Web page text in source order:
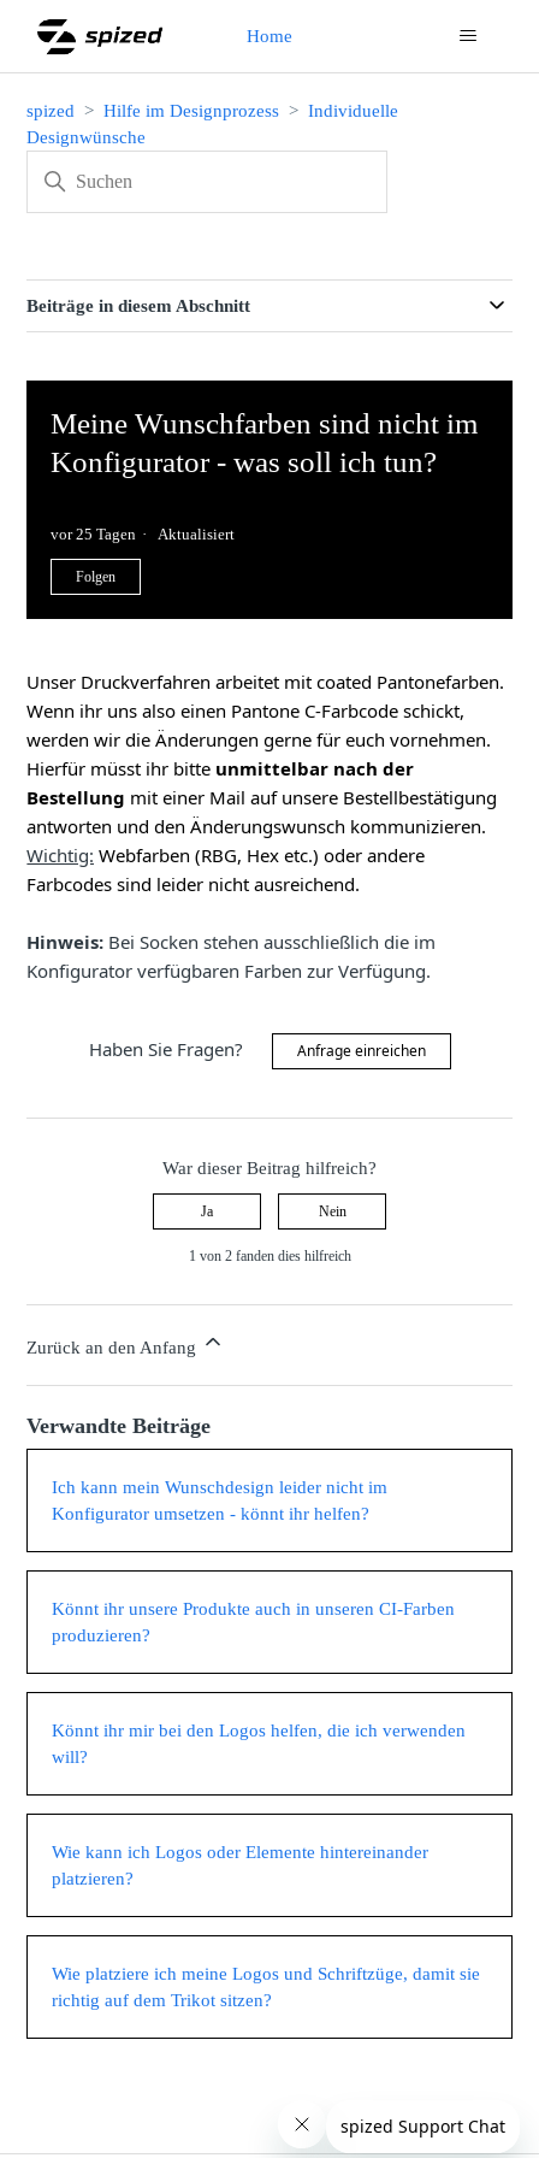
Home
spized Hilfe im Designprozess
Individuelle
Designwünsche
Beiträge in diesem Abschnitt
Meine Wunschfarben sind nicht im
Konfigurator - was soll ich tun?
vor 25 Tagen Aktualisiert
Folgen
Unser Druckverfahren arbeitet mit coated Pantonefarben.
Wenn ihr uns also einen Pantone C-Farbcode schickt,
werden wir die Änderungen gerne für euch vornehmen.
Hierfür müsst ihr bitte unmittelbar nach der
Bestellung mit einer Mail auf unsere Bestellbestätigung
antworten und den Änderungswunsch kommunizieren.
Wichtig: Webfarben (RBG, Hex etc.) oder andere
Farbcodes sind leider nicht ausreichend.
Hinweis: Bei Socken stehen ausschließlich die im
Konfigurator verfügbaren Farben zur Verfügung.
Haben Sie Fragen? Anfrage einreichen
War dieser Beitrag hilfreich?
Ja Nein
1 von 2 fanden dies hilfreich
Zurück an den Anfang
Verwandte Beiträge
Ich kann mein Wunschdesign leider nicht im
Konfigurator umsetzen - könnt ihr helfen?
Könnt ihr unsere Produkte auch in unseren CI-Farben
produzieren?
Könnt ihr mir bei den Logos helfen, die ich verwenden
will?
Wie kann ich Logos oder Elemente hintereinander
platzieren?
Wie platziere ich meine Logos und Schriftzüge, damit sie
richtig auf dem Trikot sitzen?